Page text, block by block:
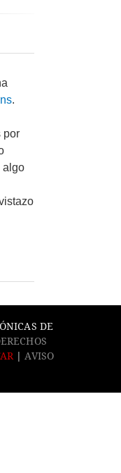
.
por
algo
DE
|AVISO